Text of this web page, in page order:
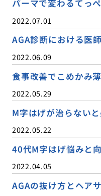
パーマで変わるてっ
2022.07.01
AGA診断における医
2022.06.09
食事改善でこめかみ
2022.05.29
M字はげが治らない
2022.05.22
40代M字はげ悩みと
2022.04.05
AGAの抜け方とヘア